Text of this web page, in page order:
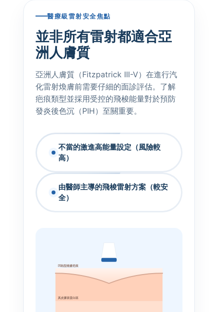
醫療級雷射安全焦點
並非所有雷射都適合亞
洲人膚質
亞洲人膚質（Fitzpatrick III-V）在進行汽
化雷射煥膚前需要仔細的面診評估。了解
疤痕類型並採用受控的飛梭能量對於預防
發炎後色沉（PIH）至關重要。
不當的激進高能量設定（風險較
高）
由醫師主導的飛梭雷射方案（較安
全）
凹陷型痤瘡疤痕
真皮膠原蛋白區